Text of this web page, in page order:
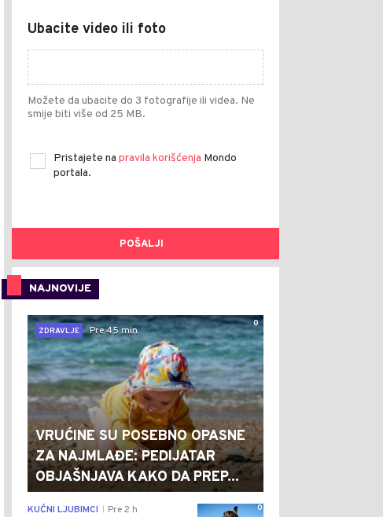
Ubacite video ili foto
Možete da ubacite do 3 fotografije ili videa. Ne
smije biti više od 25 MB.
Pristajete na pravila korišćenja Mondo
portala.
POŠALJI
NAJNOVIJE
0
ZDRAVLJE
Pre 45 min
VRUĆINE SU POSEBNO OPASNE
ZA NAJMLAĐE: PEDIJATAR
OBJAŠNJAVA KAKO DA PREP...
0
KUĆNI LJUBIMCI Pre 2 h